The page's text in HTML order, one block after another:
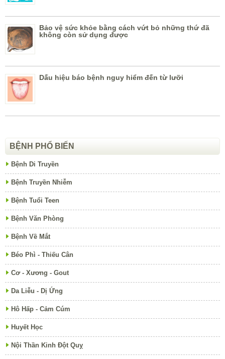
Bảo vệ sức khỏe bằng cách vứt bỏ những thứ đã
không còn sử dụng được
Dấu hiệu báo bệnh nguy hiểm đến từ lưỡi
BỆNH PHỔ BIẾN
Bệnh Di Truyền
Bệnh Truyền Nhiễm
Bệnh Tuổi Teen
Bệnh Văn Phòng
Bệnh Về Mắt
Béo Phì - Thiếu Cân
Cơ - Xương - Gout
Da Liễu - Dị Ứng
Hô Hấp - Cảm Cúm
Huyết Học
Nội Thần Kinh Đột Quỵ